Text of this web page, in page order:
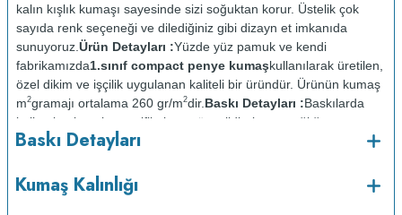
kalın kışlık kumaşı sayesinde sizi soğuktan korur. Üstelik çok
sayıda renk seçeneği ve dilediğiniz gibi dizayn et imkanıda
sunuyoruz. Ürün Detayları :Yüzde yüz pamuk ve kendi
fabrikamızda1.sınıf compact penye kumaşkullanılarak üretilen,
özel dikim ve işçilik uygulanan kaliteli bir üründür. Ürünün kumaş
m2gramajı ortalama 260 gr/m2dir. Baskı Detayları :Baskılarda
kullanılan boyalar sertifikalı ve güvenlidir; insan sağlığına zarar
Kumaş Kalınlığı :
Kısa programda maksimum 30
yıkanır.Kuru temizleme yapılmaz.
Baskı Detayları
Kumaş Kalınlığı